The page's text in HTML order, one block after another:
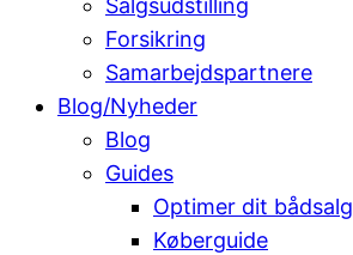
Forsikring
Samarbejdspartnere
Blog/Nyheder
Blog
Guides
Optimer dit bådsalg
Køberguide